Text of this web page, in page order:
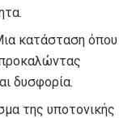
κατάσταση όπου
δυσφορία.
της υποτονικής